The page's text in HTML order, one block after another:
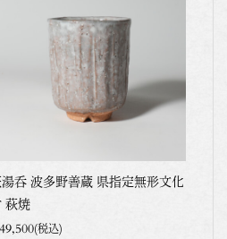
呑 波多野善蔵 県指定無形文化
萩焼
(税込)